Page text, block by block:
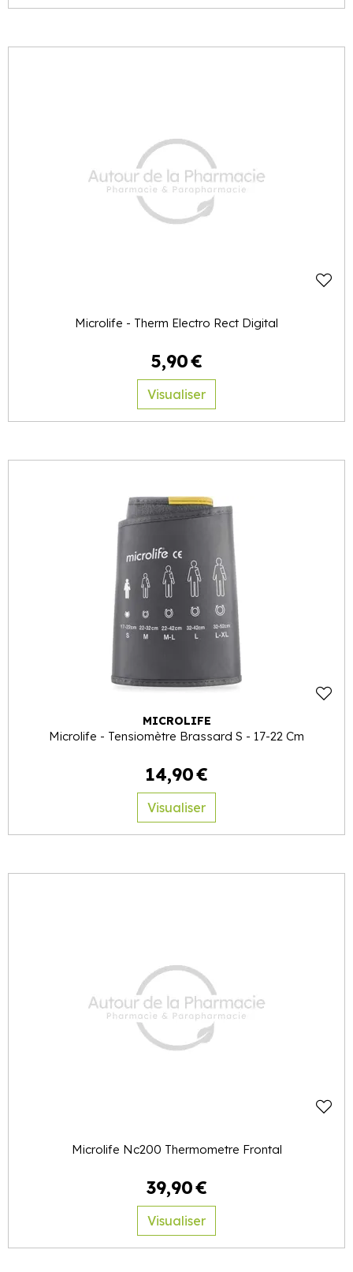
Microlife - Therm Electro Rect Digital
5,90€
Visualiser
MICROLIFE
Microlife - Tensiomètre Brassard S - 17-22 Cm
14,90€
Visualiser
Microlife Nc200 Thermometre Frontal
39,90€
Visualiser